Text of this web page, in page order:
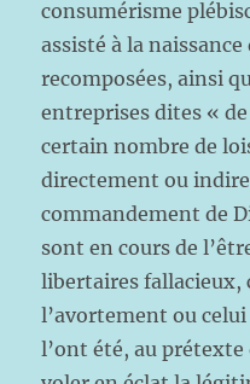
consumérisme
assisté à la
recomposées, ainsi
entreprises dites «
certain nombre de
directement ou
commandement de
sont en cours de
libertaires fallacieux,
l’avortement ou celui
l’ont été, au